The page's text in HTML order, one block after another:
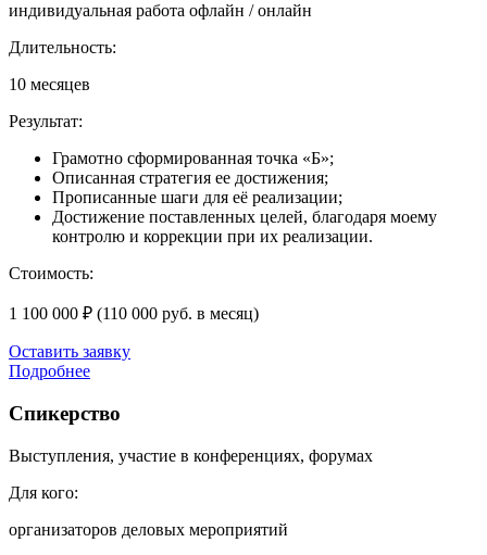
индивидуальная работа офлайн / онлайн
Длительность:
10 месяцев
Результат:
Грамотно сформированная точка «Б»;
Описанная стратегия ее достижения;
Прописанные шаги для её реализации;
Достижение поставленных целей, благодаря моему
контролю и коррекции при их реализации.
Стоимость:
1 100 000 ₽ (110 000 руб. в месяц)
Оставить заявку
Подробнее
Спикерство
Выступления, участие в конференциях, форумах
Для кого:
организаторов деловых мероприятий